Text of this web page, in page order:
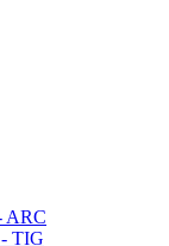
ARC
TIG